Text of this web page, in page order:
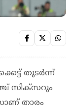
തുടർന്ന്
സിക്‌സറും
താരം